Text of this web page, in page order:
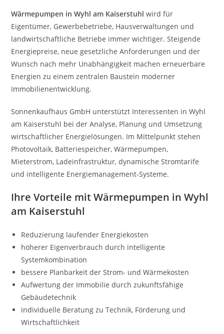
Wärmepumpen in Wyhl am Kaiserstuhl wird für
Eigentümer, Gewerbebetriebe, Hausverwaltungen und
landwirtschaftliche Betriebe immer wichtiger. Steigende
Energiepreise, neue gesetzliche Anforderungen und der
Wunsch nach mehr Unabhängigkeit machen erneuerbare
Energien zu einem zentralen Baustein moderner
Immobilienentwicklung.
Sonnenkaufhaus GmbH unterstützt Interessenten in Wyhl
am Kaiserstuhl bei der Analyse, Planung und Umsetzung
wirtschaftlicher Energielösungen. Im Mittelpunkt stehen
Photovoltaik, Batteriespeicher, Wärmepumpen,
Mieterstrom, Ladeinfrastruktur, dynamische Stromtarife
und intelligente Energiemanagement-Systeme.
Ihre Vorteile mit Wärmepumpen in Wyhl
am Kaiserstuhl
Reduzierung laufender Energiekosten
höherer Eigenverbrauch durch intelligente
Systemkombination
bessere Planbarkeit der Strom- und Wärmekosten
Aufwertung der Immobilie durch zukunftsfähige
Gebäudetechnik
individuelle Beratung zu Technik, Förderung und
Wirtschaftlichkeit